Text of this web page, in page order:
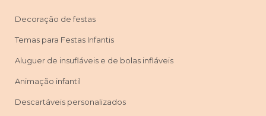
Decoração de festas
Temas para Festas Infantis
Aluguer de insufláveis e de bolas infláveis
Animação infantil
Descartáveis personalizados